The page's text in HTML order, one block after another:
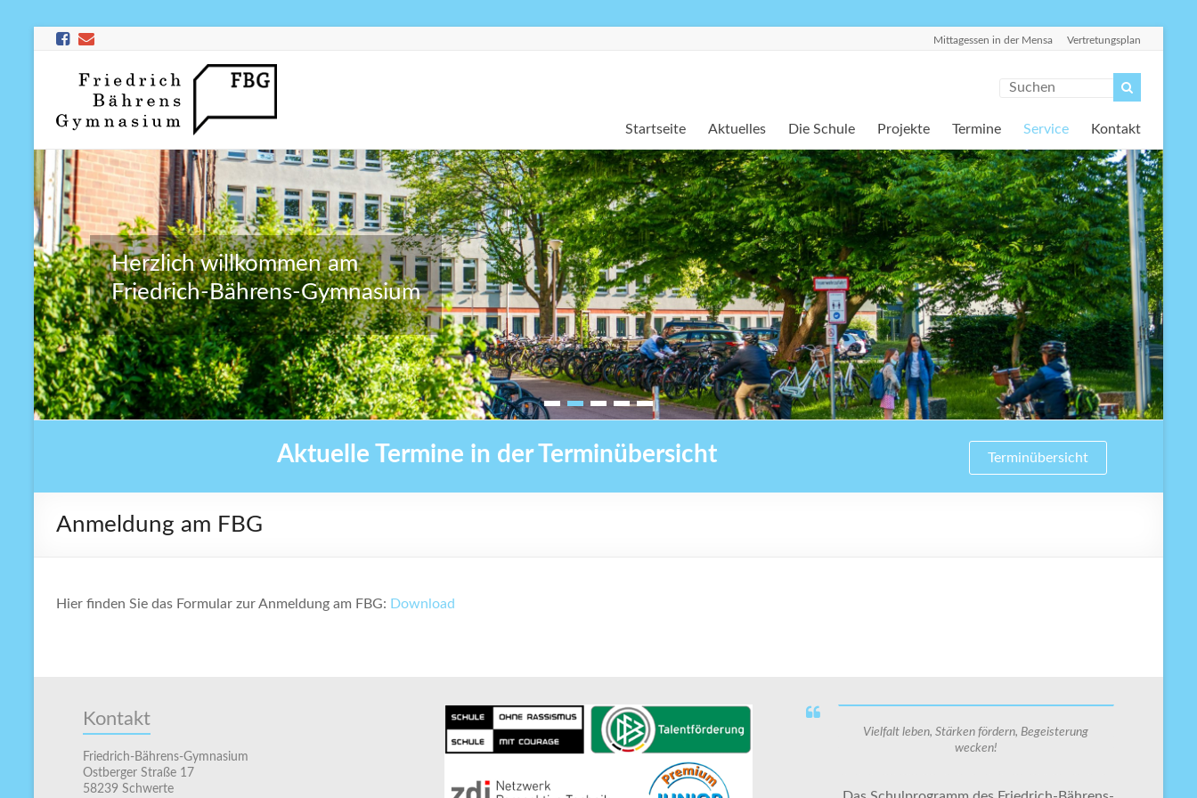
Mittagessen in der Mensa Vertretungsplan
Startseite Aktuelles Die Schule Projekte Termine Service Kontakt
Herzlich willkommen am
Friedrich-Bährens-Gymnasium
Aktuelle Termine in der Terminübersicht Terminübersicht
Anmeldung am FBG
Hier finden Sie das Formular zur Anmeldung am FBG: Download
Kontakt
Friedrich-Bährens-Gymnasium
Ostberger Straße 17
58239 Schwerte
Vielfalt leben, Stärken fördern, Begeisterung
wecken!